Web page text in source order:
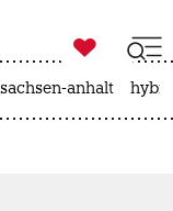

taz zahl ich
anhalt